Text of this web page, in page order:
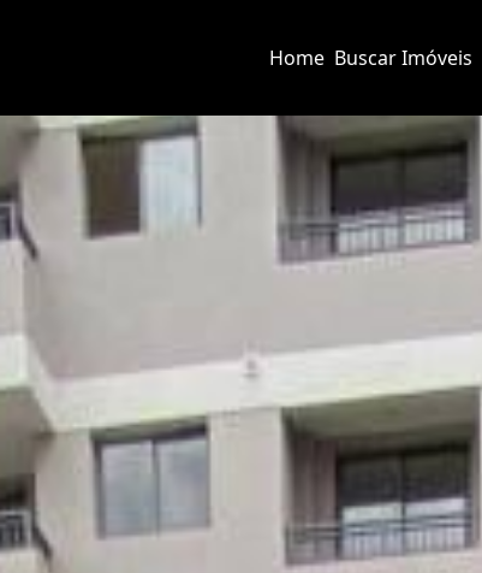
Home Buscar Imóveis